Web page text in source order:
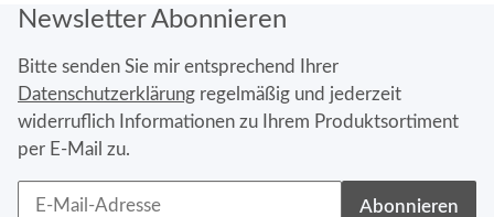
Newsletter Abonnieren
Bitte senden Sie mir entsprechend Ihrer
Datenschutzerklärung regelmäßig und jederzeit
widerruflich Informationen zu Ihrem Produktsortiment
per E-Mail zu.
Abonnieren